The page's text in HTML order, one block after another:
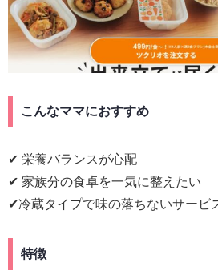
こんなママにおすすめ
✔ 栄養バランスが心配
✔ 家族分の食卓を一気に整えたい
✔冷蔵タイプで味の落ちないサービ
特徴